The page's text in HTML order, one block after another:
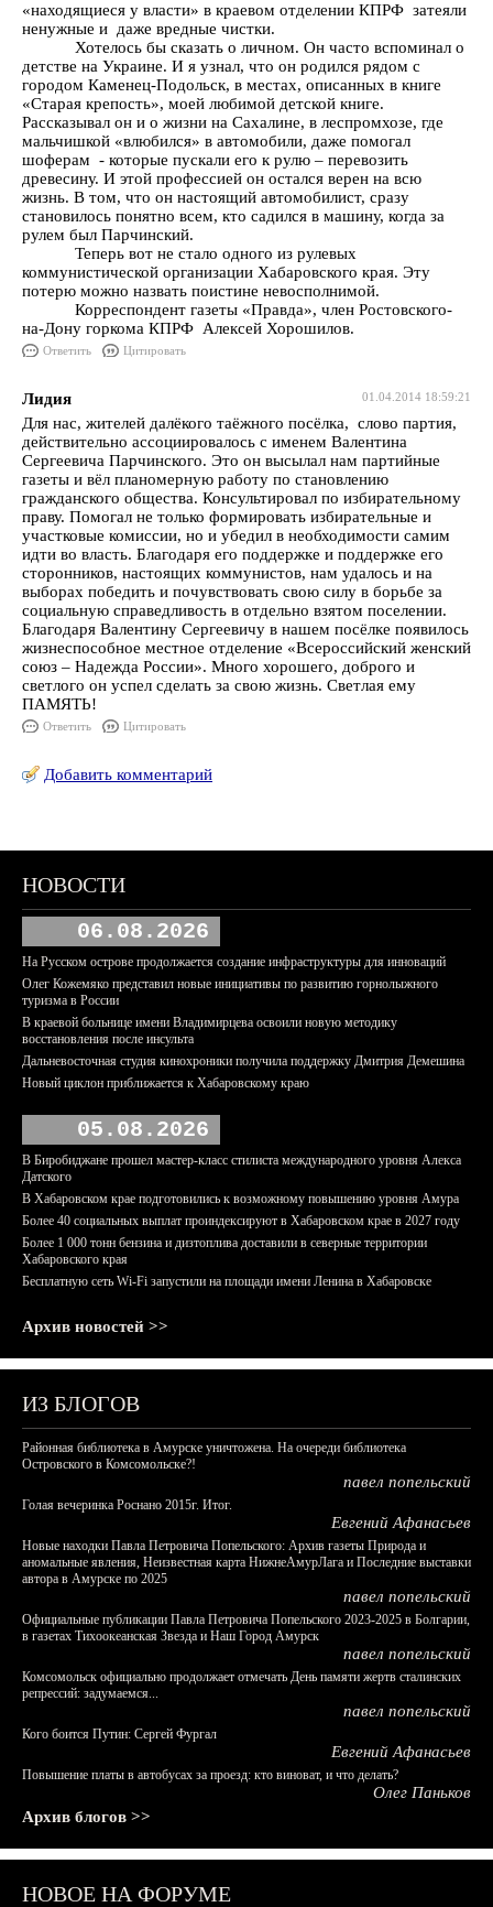
«находящиеся у власти» в краевом отделении КПРФ затеяли
ненужные и даже вредные чистки.
Хотелось бы сказать о личном. Он часто вспоминал о
детстве на Украине. И я узнал, что он родился рядом с
городом Каменец-Подольск, в местах, описанных в книге
«Старая крепость», моей любимой детской книге.
Рассказывал он и о жизни на Сахалине, в леспромхозе, где
мальчишкой «влюбился» в автомобили, даже помогал
шоферам - которые пускали его к рулю – перевозить
древесину. И этой профессией он остался верен на всю
жизнь. В том, что он настоящий автомобилист, сразу
становилось понятно всем, кто садился в машину, когда за
рулем был Парчинский.
Теперь вот не стало одного из рулевых
коммунистической организации Хабаровского края. Эту
потерю можно назвать поистине невосполнимой.
Корреспондент газеты «Правда», член Ростовского-
на-Дону горкома КПРФ Алексей Хорошилов.
Ответить Цитировать
01.04.2014 18:59:21
Лидия
Для нас, жителей далёкого таёжного посёлка, слово партия,
действительно ассоциировалось с именем Валентина
Сергеевича Парчинского. Это он высылал нам партийные
газеты и вёл планомерную работу по становлению
гражданского общества. Консультировал по избирательному
праву. Помогал не только формировать избирательные и
участковые комиссии, но и убедил в необходимости самим
идти во власть. Благодаря его поддержке и поддержке его
сторонников, настоящих коммунистов, нам удалось и на
выборах победить и почувствовать свою силу в борьбе за
социальную справедливость в отдельно взятом поселении.
Благодаря Валентину Сергеевичу в нашем посёлке появилось
жизнеспособное местное отделение «Всероссийский женский
союз – Надежда России». Много хорошего, доброго и
светлого он успел сделать за свою жизнь. Светлая ему
ПАМЯТЬ!
Ответить Цитировать
Добавить комментарий
НОВОСТИ
06.08.2026
На Русском острове продолжается создание инфраструктуры для инноваций
Олег Кожемяко представил новые инициативы по развитию горнолыжного
туризма в России
В краевой больнице имени Владимирцева освоили новую методику
восстановления после инсульта
Дальневосточная студия кинохроники получила поддержку Дмитрия Демешина
Новый циклон приближается к Хабаровскому краю
05.08.2026
В Биробиджане прошел мастер-класс стилиста международного уровня Алекса
Датского
В Хабаровском крае подготовились к возможному повышению уровня Амура
Более 40 социальных выплат проиндексируют в Хабаровском крае в 2027 году
Более 1 000 тонн бензина и дизтоплива доставили в северные территории
Хабаровского края
Бесплатную сеть Wi-Fi запустили на площади имени Ленина в Хабаровске
Архив новостей >>
ИЗ БЛОГОВ
Районная библиотека в Амурске уничтожена. На очереди библиотека
Островского в Комсомольске?!
павел попельский
Голая вечеринка Роснано 2015г. Итог.
Евгений Афанасьев
Новые находки Павла Петровича Попельского: Архив газеты Природа и
аномальные явления, Неизвестная карта НижнеАмурЛага и Последние выставки
автора в Амурске по 2025
павел попельский
Официальные публикации Павла Петровича Попельского 2023-2025 в Болгарии,
в газетах Тихоокеанская Звезда и Наш Город Амурск
павел попельский
Комсомольск официально продолжает отмечать День памяти жертв сталинских
репрессий: задумаемся...
павел попельский
Кого боится Путин: Сергей Фургал
Евгений Афанасьев
Повышение платы в автобусах за проезд: кто виноват, и что делать?
Олег Паньков
Архив блогов >>
НОВОЕ НА ФОРУМЕ